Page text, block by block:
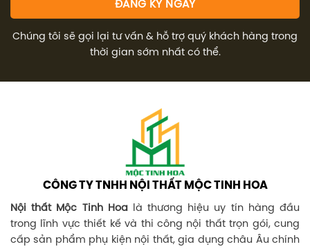
Chúng tôi sẽ gọi lại tư vấn & hỗ trợ quý khách hàng trong
thời gian sớm nhất có thể.
CÔNG TY TNHH NỘI THẤT MỘC TINH HOA
Nội thất Mộc Tinh Hoalà thương hiệu uy tín hàng đầu
trong lĩnh vực thiết kế và thi công nội thất trọn gói, cung
cấp sản phẩm phụ kiện nội thất, gia dụng châu Âu chính